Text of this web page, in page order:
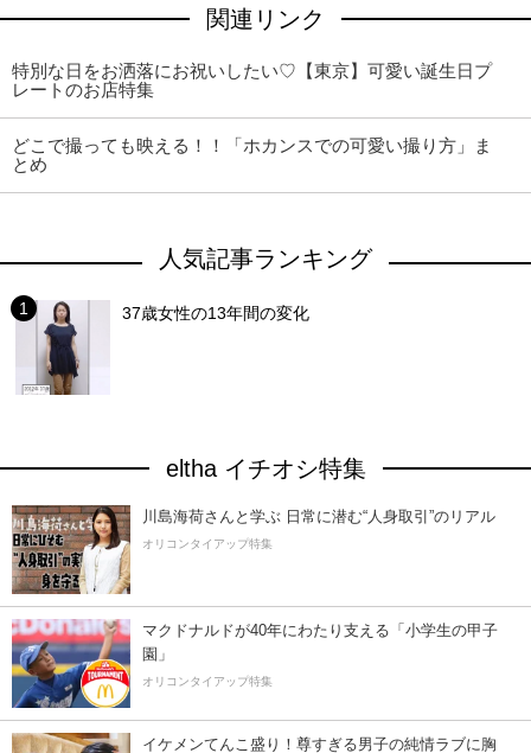
関連リンク
特別な日をお洒落にお祝いしたい♡【東京】可愛い誕生日プ
レートのお店特集
どこで撮っても映える！！「ホカンスでの可愛い撮り方」ま
とめ
人気記事ランキング
37歳女性の13年間の変化
eltha イチオシ特集
川島海荷さんと学ぶ 日常に潜む“人身取引”のリアル
オリコンタイアップ特集
マクドナルドが40年にわたり支える「小学生の甲子
園」
オリコンタイアップ特集
イケメンてんこ盛り！尊すぎる男子の純情ラブに胸